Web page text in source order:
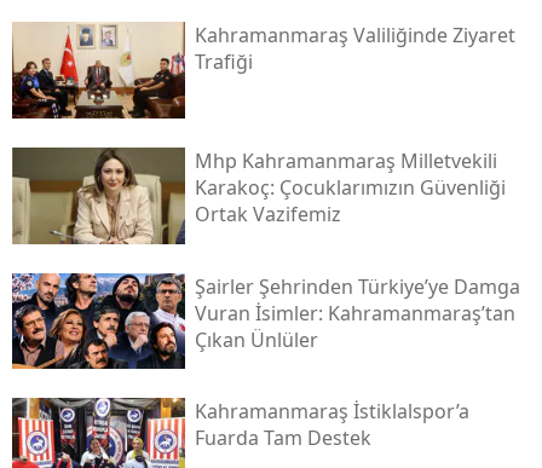
Kahramanmaraş Valiliğinde Ziyaret
Trafiği
Mhp Kahramanmaraş Milletvekili
Karakoç: Çocuklarımızın Güvenliği
Ortak Vazifemiz
Şairler Şehrinden Türkiye’ye Damga
Vuran İsimler: Kahramanmaraş’tan
Çıkan Ünlüler
Kahramanmaraş İstiklalspor’a
Fuarda Tam Destek